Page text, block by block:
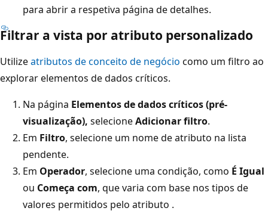
para abrir a respetiva página de detalhes.
Filtrar a vista por atributo personalizado
Utilizeatributos de conceito de negócio como um filtro ao
explorar elementos de dados críticos.
Na página Elementos de dados críticos (pré-
visualização), selecioneAdicionar filtro.
Em Filtro, selecione um nome de atributo na lista
pendente.
Em Operador, selecione uma condição, como É Igual
ou Começa com, que varia com base nos tipos de
valores permitidos pelo atributo .